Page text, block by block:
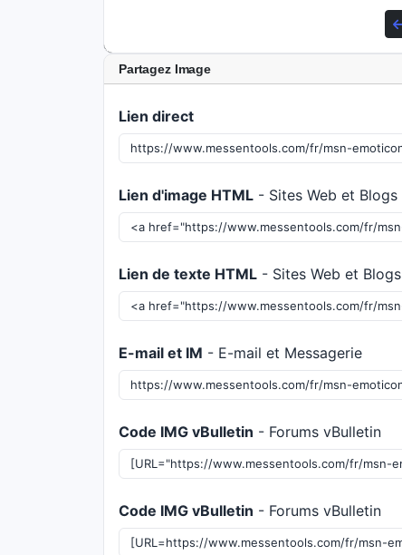
Partagez Image
Lien direct
Lien d'image HTML - Sites Web et Blogs
Lien de texte HTML - Sites Web et Blogs
E-mail et IM - E-mail et Messagerie
Code IMG vBulletin - Forums vBulletin
Code IMG vBulletin - Forums vBulletin